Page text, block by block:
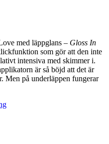
med läppglans – Gloss In
som gör att den inte
intensiva med skimmer i.
är så böjd att det är
Men på underläppen fungerar